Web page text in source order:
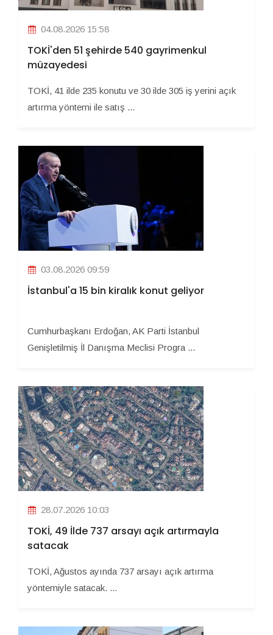
04.08.2026 15:58
TOKİ'den 51 şehirde 540 gayrimenkul
müzayedesi
TOKİ, 41 ilde 235 konutu ve 30 ilde 305 iş yerini açık
artırma yöntemi ile satış ...
03.08.2026 09:59
İstanbul'a 15 bin kiralık konut geliyor
Cumhurbaşkanı Erdoğan, AK Parti İstanbul
Genişletilmiş İl Danışma Meclisi Progra ...
28.07.2026 10:03
TOKİ, 49 İlde 737 arsayı açık artırmayla
satacak
TOKİ, Ağustos ayında 737 arsayı açık artırma
yöntemiyle satacak. ...